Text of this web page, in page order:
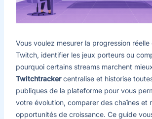
Vous voulez mesurer la progression
Twitch, identifier les jeux porteurs ou
pourquoi certains streams marchent
Twitchtrackercentralise et historise
publiques de la plateforme pour vous
votre évolution, comparer des chaînes et
opportunités de croissance. Ce guide